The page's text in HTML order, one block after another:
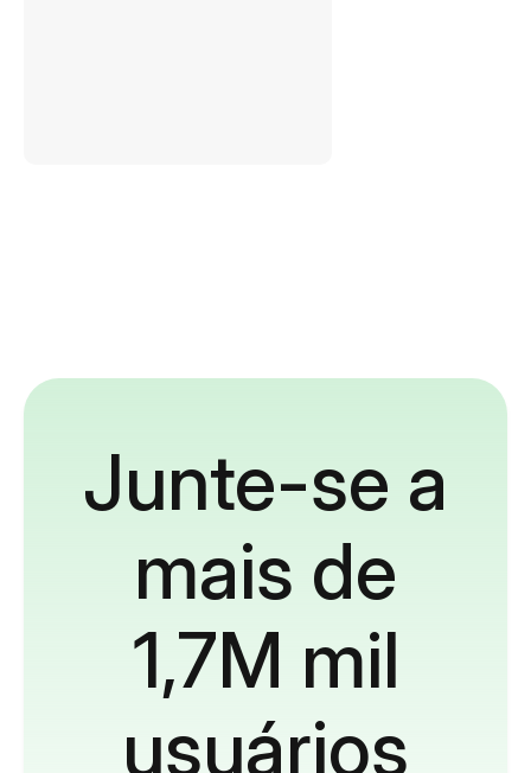
Junte-se a
mais de
1,7M mil
usuários